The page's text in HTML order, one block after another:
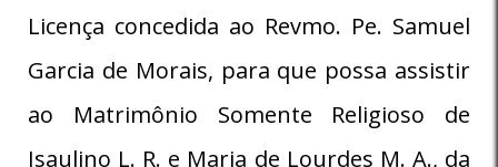
Licença concedida ao Revmo. Pe. Samuel
Garcia de Morais, para que possa assistir
ao Matrimônio Somente Religioso de
Isaulino L. R. e Maria de Lourdes M. A., da